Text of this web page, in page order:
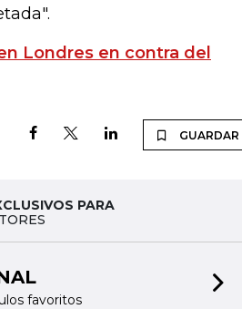
Londres en contra del
GUARDAR
PARA
favoritos